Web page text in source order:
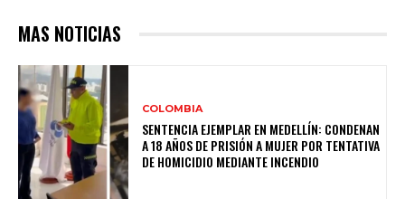
MAS NOTICIAS
COLOMBIA
SENTENCIA EJEMPLAR EN MEDELLÍN: CONDENAN
A 18 AÑOS DE PRISIÓN A MUJER POR TENTATIVA
DE HOMICIDIO MEDIANTE INCENDIO